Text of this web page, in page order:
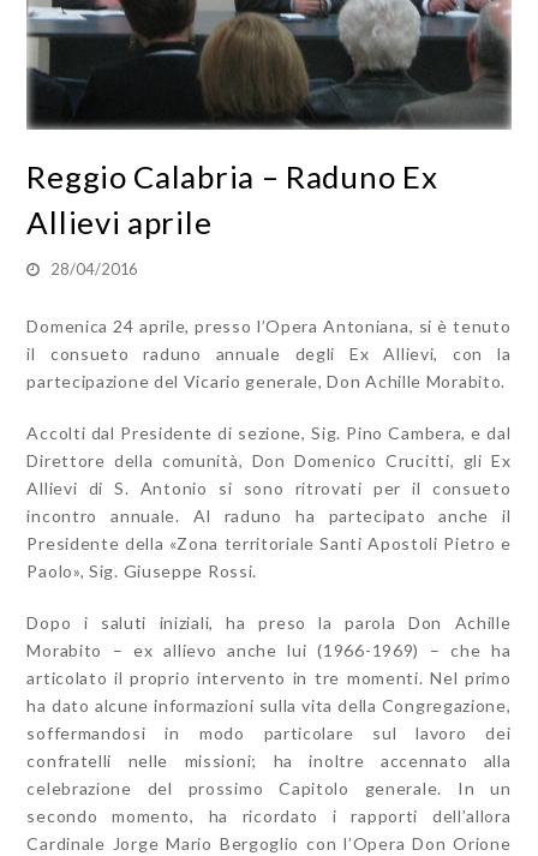
Reggio Calabria – Raduno Ex
Allievi aprile
28/04/2016
Domenica 24 aprile, presso l’Opera Antoniana, si è tenuto
il consueto raduno annuale degli Ex Allievi, con la
partecipazione del Vicario generale, Don Achille Morabito.
Accolti dal Presidente di sezione, Sig. Pino Cambera, e dal
Direttore della comunità, Don Domenico Crucitti, gli Ex
Allievi di S. Antonio si sono ritrovati per il consueto
incontro annuale. Al raduno ha partecipato anche il
Presidente della «Zona territoriale Santi Apostoli Pietro e
Paolo», Sig. Giuseppe Rossi.
Dopo i saluti iniziali, ha preso la parola Don Achille
Morabito – ex allievo anche lui (1966-1969) – che ha
articolato il proprio intervento in tre momenti. Nel primo
ha dato alcune informazioni sulla vita della Congregazione,
soffermandosi in modo particolare sul lavoro dei
confratelli nelle missioni; ha inoltre accennato alla
celebrazione del prossimo Capitolo generale. In un
secondo momento, ha ricordato i rapporti dell’allora
Cardinale Jorge Mario Bergoglio con l’Opera Don Orione